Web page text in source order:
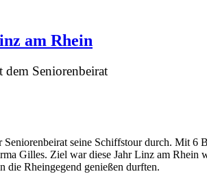
am Rhein
Seniorenbeirat
Seniorenbeirat seine Schiffstour durch. Mit 6
Gilles. Ziel war diese Jahr Linz am Rhein
die Rheingegend genießen durften.